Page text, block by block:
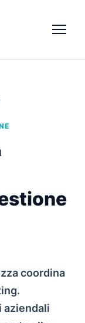
coordina
aziendali